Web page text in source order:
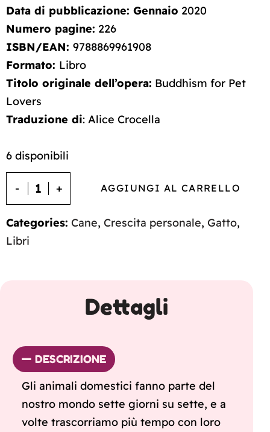
Data di pubblicazione: Gennaio 2020
Numero pagine: 226
ISBN/EAN: 9788869961908
Formato: Libro
Titolo originale dell’opera: Buddhism for Pet
Lovers
Traduzione di: Alice Crocella
6 disponibili
AGGIUNGI AL CARRELLO
Categories: Cane, Crescita personale, Gatto,
Libri
Dettagli
DESCRIZIONE
Gli animali domestici fanno parte del
nostro mondo sette giorni su sette, e a
volte trascorriamo più tempo con loro